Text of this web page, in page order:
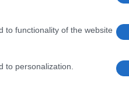
to functionality of the website
to personalization.